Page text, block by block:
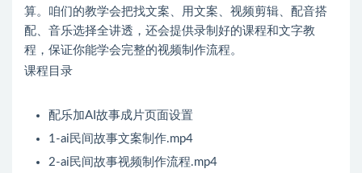
算。咱们的教学会把找文案、用文案、视频剪辑、配音搭
配、音乐选择全讲透，还会提供录制好的课程和文字教
程，保证你能学会完整的视频制作流程。
课程目录
配乐加AI故事成片页面设置
1-ai民间故事文案制作.mp4
2-ai民间故事视频制作流程.mp4